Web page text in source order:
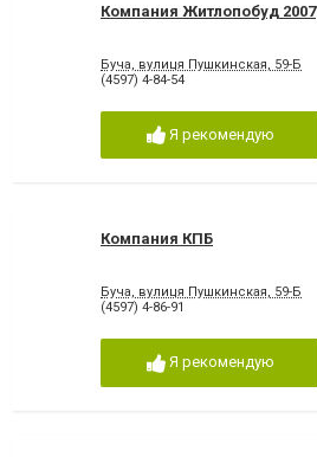
Компания Житлопобуд 2007
Буча, вулиця Пушкинская, 59-Б
(4597) 4-84-54
Я рекомендую
Компания КПБ
Буча, вулиця Пушкинская, 59-Б
(4597) 4-86-91
Я рекомендую